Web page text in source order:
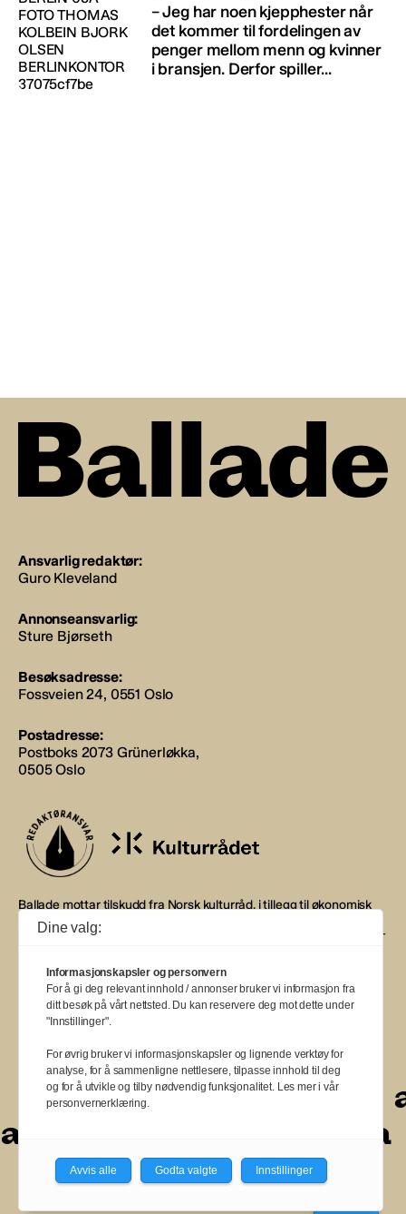
– Jeg har noen kjepphester når
det kommer til fordelingen av
penger mellom menn og kvinner
i bransjen. Derfor spiller...
Ansvarlig redaktør:
Guro Kleveland
Annonseansvarlig:
Sture Bjørseth
Besøksadresse:
Fossveien 24, 0551 Oslo
Postadresse:
Postboks 2073 Grünerløkka,
0505 Oslo
Ballade mottar tilskudd fra Norsk kulturråd, i tillegg til økonomisk
støtte fra eierne NOPA, Norsk komponistforening og
Musikkforleggerne. Ballade drives etter Redaktør- og Vær Varsom-
BALLADE — NORGES MUSIKKMAGASIN
a
aa
aa
aa
a
Dine valg:
Informasjonskapsler og personvern
For å gi deg relevant innhold / annonser bruker vi informasjon fra
ditt besøk på vårt nettsted. Du kan reservere deg mot dette under
"Innstillinger".
For øvrig bruker vi informasjonskapsler og lignende verktøy for
analyse, for å sammenligne nettlesere, tilpasse innhold til deg
og for å utvikle og tilby nødvendig funksjonalitet. Les mer i vår
personvernerklæring.
Avvis alle Godta valgte Innstillinger